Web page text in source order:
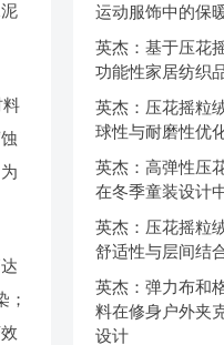
料
；
运动服饰中的保
英杰：基于压花
功能性家居纺织
英杰：压花摇粒
球性与耐磨性优
英杰：高弹性压
在冬季童装设计
英杰：压花摇粒
舒适性与层间结
英杰：弹力布和
料在修身户外夹
设计